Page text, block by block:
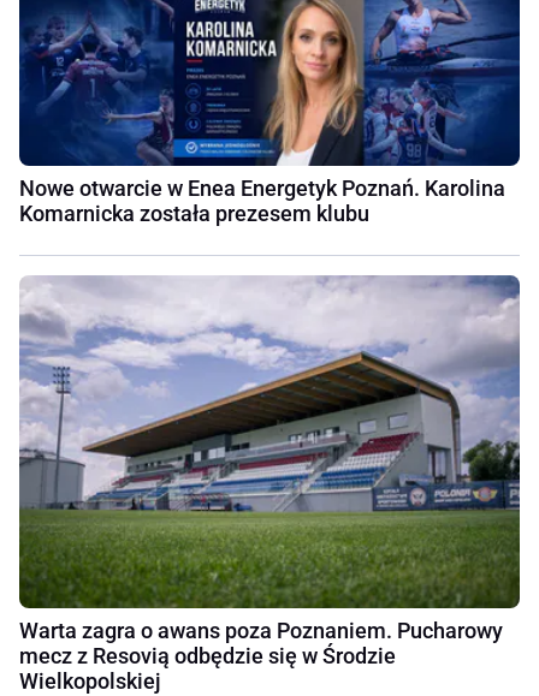
Nowe otwarcie w Enea Energetyk Poznań. Karolina
Komarnicka została prezesem klubu
Warta zagra o awans poza Poznaniem. Pucharowy
mecz z Resovią odbędzie się w Środzie
Wielkopolskiej